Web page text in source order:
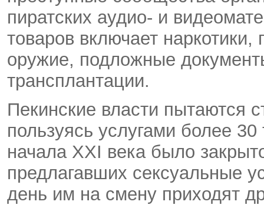
пиратских аудио- и
товаров включает
оружие, подложные
трансплантации.
Пекинские власти пытаются
пользуясь услугами более
начала XXI века было
предлагавших сексуальные
день им на смену приходят